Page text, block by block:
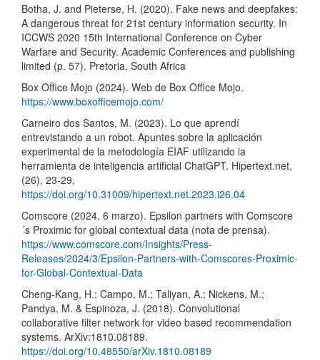
Botha, J. and Pieterse, H. (2020). Fake news and deepfakes:
A dangerous threat for 21st century information security. In
ICCWS 2020 15th International Conference on Cyber
Warfare and Security. Academic Conferences and publishing
limited (p. 57). Pretoria, South Africa
Box Office Mojo (2024). Web de Box Office Mojo.
https://www.boxofficemojo.com/
Carneiro dos Santos, M. (2023). Lo que aprendí
entrevistando a un robot. Apuntes sobre la aplicación
experimental de la metodología EIAF utilizando la
herramienta de inteligencia artificial ChatGPT. Hipertext.net,
(26), 23-29,
https://doi.org/10.31009/hipertext.net.2023.i26.04
Comscore (2024, 6 marzo). Epsilon partners with Comscore
´s Proximic for global contextual data (nota de prensa).
https://www.comscore.com/Insights/Press-
Releases/2024/3/Epsilon-Partners-with-Comscores-Proximic-
for-Global-Contextual-Data
Cheng-Kang, H.; Campo, M.; Taliyan, A.; Nickens, M.;
Pandya, M. & Espinoza, J. (2018). Convolutional
collaborative filter network for video based recommendation
systems. ArXiv:1810.08189.
https://doi.org/10.48550/arXiv.1810.08189